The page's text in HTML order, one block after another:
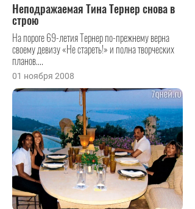
Неподражаемая Тина Тернер снова в
строю
На пороге 69-летия Тернер по-прежнему верна
своему девизу «Не стареть!» и полна творческих
планов....
01 ноября 2008